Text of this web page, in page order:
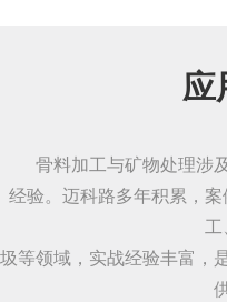
应
骨料加工与矿物处理涉
经验。迈科路多年积累，
工
圾等领域，实战经验丰富，